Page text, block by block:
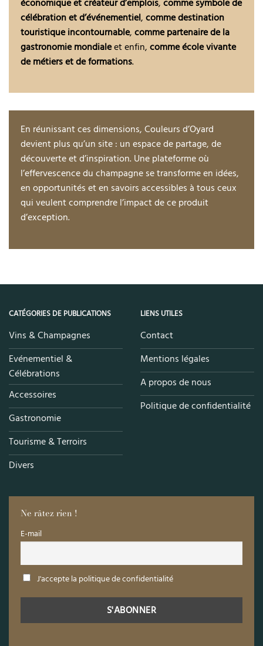
économique et créateur d’emplois, comme symbole de
célébration et d’événementiel, comme destination
touristique incontournable, comme partenaire de la
gastronomie mondialeet enfin, comme école vivante
de métiers et de formations.
En réunissant ces dimensions, Couleurs d’Oyard
devient plus qu’un site : un espace de partage, de
découverte et d’inspiration. Une plateforme où
l’effervescence du champagne se transforme en idées,
en opportunités et en savoirs accessibles à tous ceux
qui veulent comprendre l’impact de ce produit
d’exception.
CATÉGORIES DE PUBLICATIONS
Vins & Champagnes
Evénementiel &
Célébrations
Accessoires
Gastronomie
Tourisme & Terroirs
Divers
LIENS UTILES
Contact
Mentions légales
A propos de nous
Politique de confidentialité
Ne râtez rien !
E-mail
J'accepte la politique de confidentialité